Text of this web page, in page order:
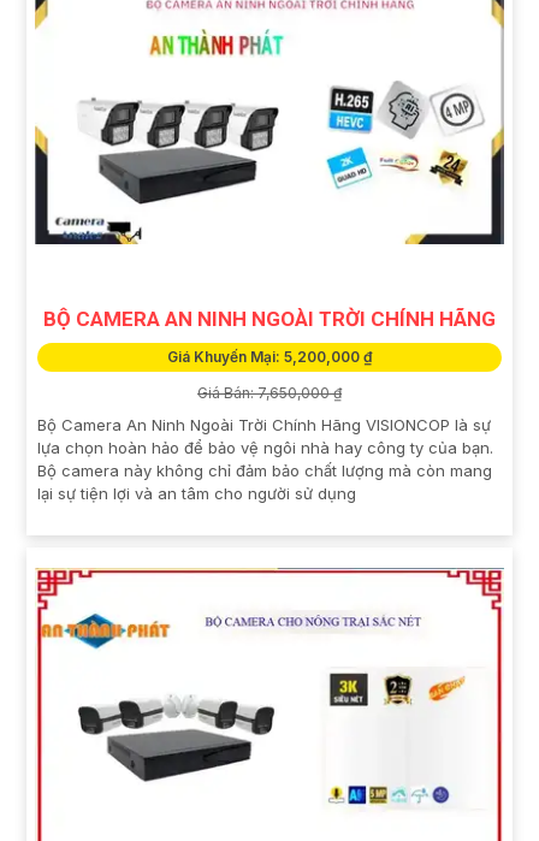
BỘ CAMERA AN NINH NGOÀI TRỜI CHÍNH HÃNG
Giá Khuyến Mại: 5,200,000 ₫
Giá Bán: 7,650,000 ₫
Bộ Camera An Ninh Ngoài Trời Chính Hãng VISIONCOP là sự
lựa chọn hoàn hảo để bảo vệ ngôi nhà hay công ty của bạn.
Bộ camera này không chỉ đảm bảo chất lượng mà còn mang
lại sự tiện lợi và an tâm cho người sử dụng